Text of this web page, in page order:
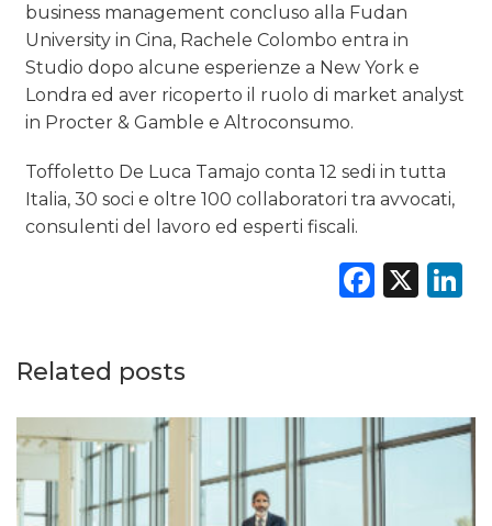
business management concluso alla Fudan
University in Cina, Rachele Colombo entra in
Studio dopo alcune esperienze a New York e
Londra ed aver ricoperto il ruolo di market analyst
in Procter & Gamble e Altroconsumo.
Toffoletto De Luca Tamajo conta 12 sedi in tutta
Italia, 30 soci e oltre 100 collaboratori tra avvocati,
consulenti del lavoro ed esperti fiscali.
X
Related posts